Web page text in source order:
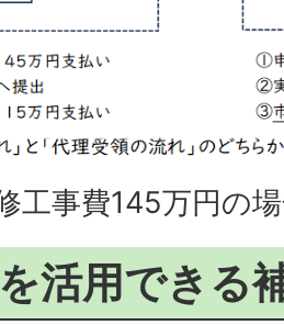
工事費145万円の
活用できる